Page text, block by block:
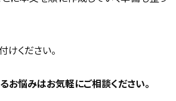
ために解約前に確認すべきチェッ
で確認すべき項目
解約する際の注意点
ください。
お悩みはお気軽にご相談ください。